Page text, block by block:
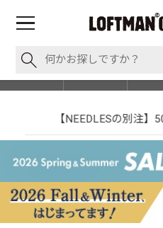
【NEEDLESの別注】